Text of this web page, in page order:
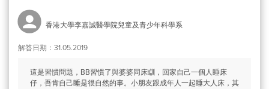
香港大學李嘉誠醫學院兒童及青少年科學系
解答日期：31.05.2019
這是習慣問題，BB習慣了與婆婆同床瞓，回家自己一個人睡床
仔，吾肯自己睡是很自然的事。小朋友跟成年人一起睡大人床，其